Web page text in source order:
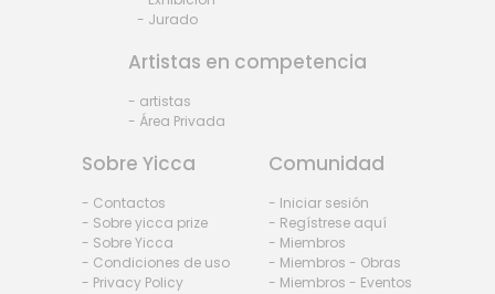
- Jurado
Artistas en competencia
- artistas
- Área Privada
Sobre Yicca
- Contactos
- Sobre yicca prize
- Sobre Yicca
- Condiciones de uso
- Privacy Policy
Comunidad
- Iniciar sesión
- Regístrese aquí
- Miembros
- Miembros - Obras
- Miembros - Eventos